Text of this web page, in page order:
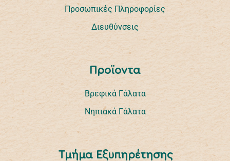
Προσωπικές Πληροφορίες
Διευθύνσεις
Προϊοντα
Βρεφικά Γάλατα
Νηπιακά Γάλατα
Τμήμα Εξυπηρέτησης